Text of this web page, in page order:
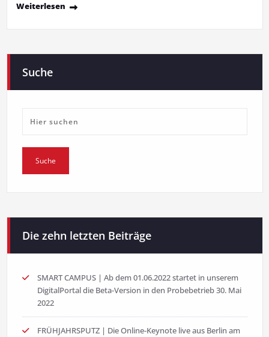
Weiterlesen
Suche
Die zehn letzten Beiträge
SMART CAMPUS | Ab dem 01.06.2022 startet in unserem
DigitalPortal die Beta-Version in den Probebetrieb30. Mai
2022
FRÜHJAHRSPUTZ | Die Online-Keynote live aus Berlin am